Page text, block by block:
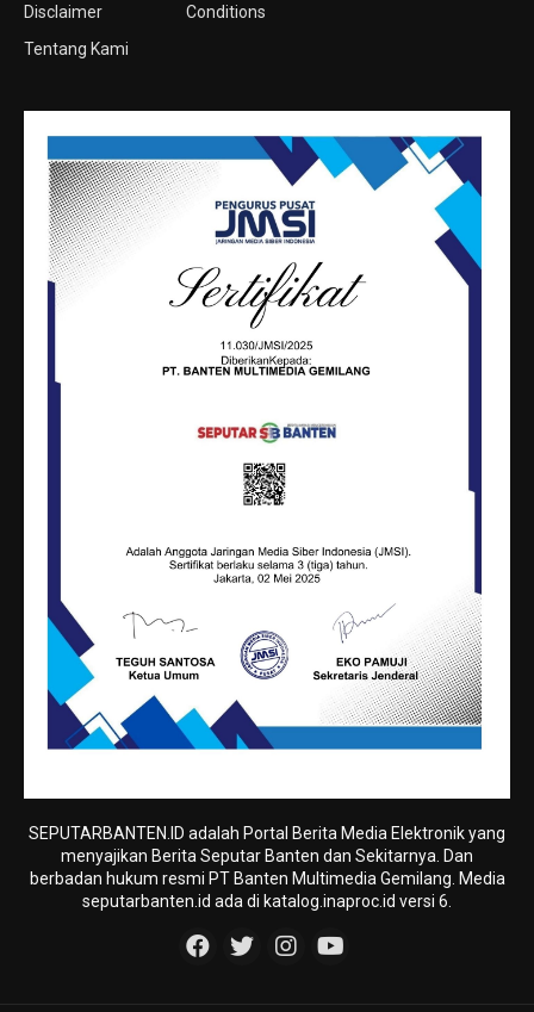
Disclaimer
Tentang Kami
Conditions
SEPUTARBANTEN.ID adalah Portal Berita Media Elektronik yang
menyajikan Berita Seputar Banten dan Sekitarnya. Dan
berbadan hukum resmi PT Banten Multimedia Gemilang. Media
seputarbanten.id ada di katalog.inaproc.id versi 6.